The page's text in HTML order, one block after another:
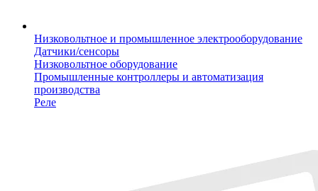
Низковольтное и промышленное электрооборудование
Датчики/сенсоры
Низковольтное оборудование
Промышленные контроллеры и автоматизация
производства
Реле